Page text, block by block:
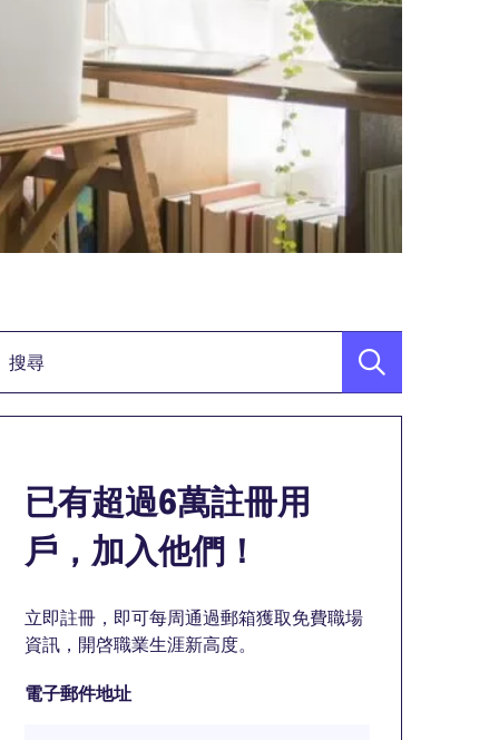
已有超過6萬註冊用
戶，加入他們！
立即註冊，即可每周通過郵箱獲取免費職場
資訊，開啓職業生涯新高度。
電子郵件地址